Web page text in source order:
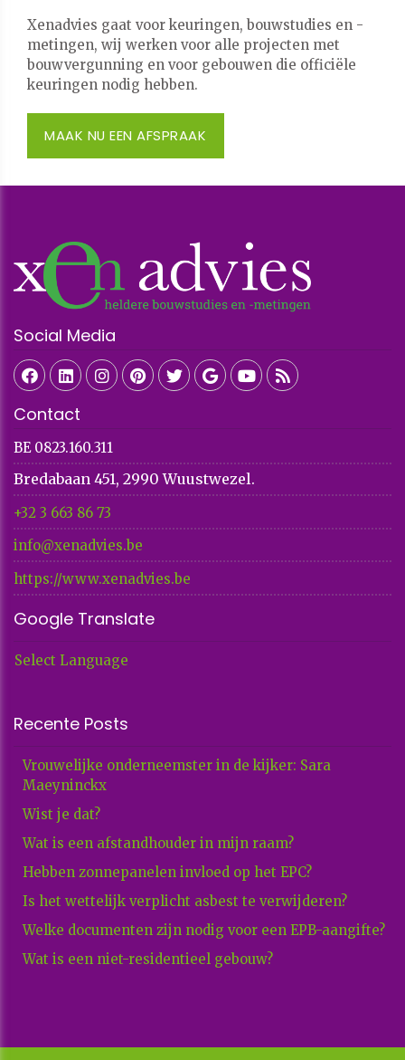
Xenadvies gaat voor keuringen, bouwstudies en -
metingen, wij werken voor alle projecten met
bouwvergunning en voor gebouwen die officiële
keuringen nodig hebben.
MAAK NU EEN AFSPRAAK
Social Media
Contact
BE 0823.160.311
Bredabaan 451, 2990 Wuustwezel.
+32 3 663 86 73​​​​​​​
info@xenadvies.be
https://www.xenadvies.be
Google Translate
Select Language
Recente Posts
Vrouwelijke onderneemster in de kijker: Sara
Maeyninckx
Wist je dat?
Wat is een afstandhouder in mijn raam?
Hebben zonnepanelen invloed op het EPC?
Is het wettelijk verplicht asbest te verwijderen?
Welke documenten zijn nodig voor een EPB-aangifte?
Wat is een niet-residentieel gebouw?